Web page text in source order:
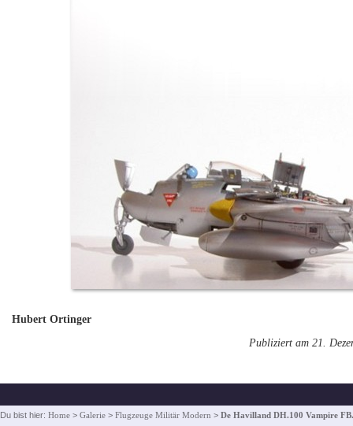
Hubert Ortinger
Publiziert am 21.
Du bist hier: Home > Galerie > Flugzeuge Militär Modern > De Havilland DH.100 Vampire